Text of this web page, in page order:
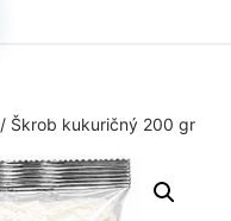
/ Škrob kukuričný 200 gr